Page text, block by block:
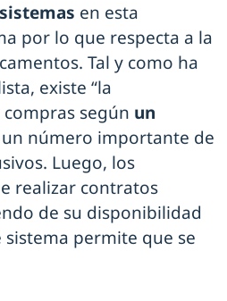
en esta
por lo que respecta a la
Tal y como ha
existe “la
según un
número importante de
Luego, los
realizar contratos
de su disponibilidad
permite que se